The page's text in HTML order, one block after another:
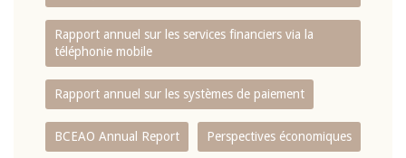
Rapport annuel sur les services financiers via la
téléphonie mobile
Rapport annuel sur les systèmes de paiement
BCEAO Annual Report Perspectives économiques